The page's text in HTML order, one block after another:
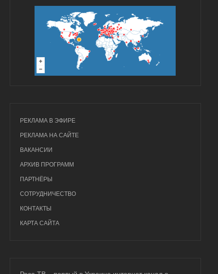
РЕКЛАМА В ЭФИРЕ
РЕКЛАМА НА САЙТЕ
ВАКАНСИИ
АРХИВ ПРОГРАММ
ПАРТНЁРЫ
СОТРУДНИЧЕСТВО
КОНТАКТЫ
КАРТА САЙТА